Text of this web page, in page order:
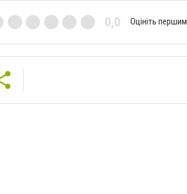
0,0 Оцініть першим